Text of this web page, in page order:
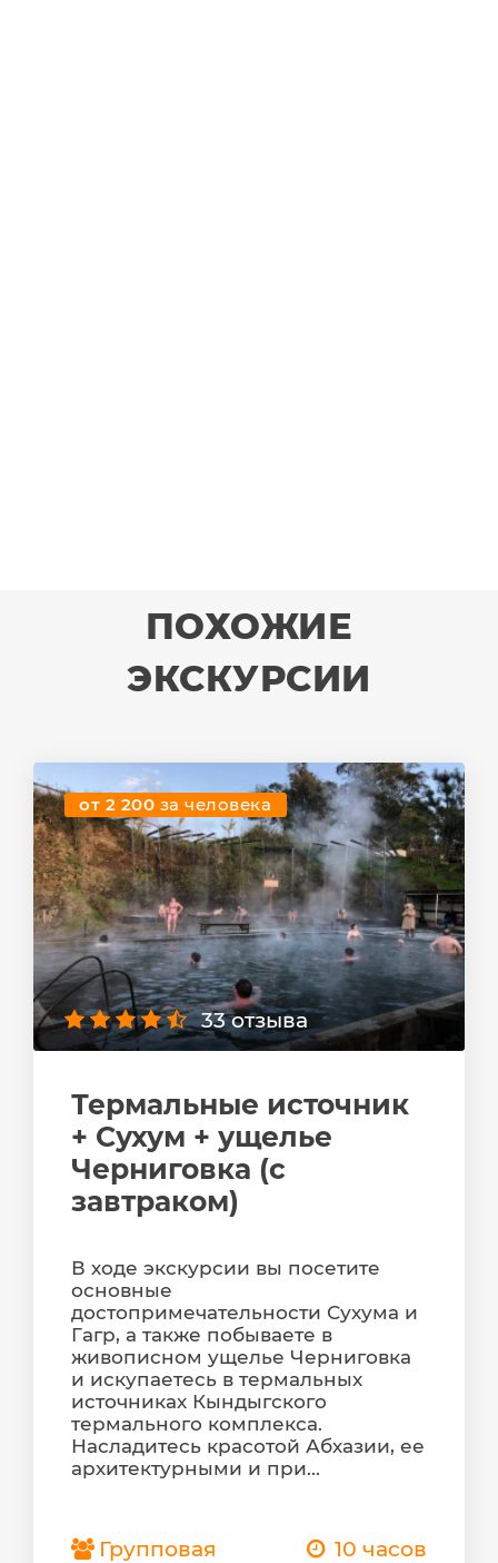
ПОХОЖИЕ
ЭКСКУРСИИ
от 2 200 за человека
33 отзыва
Термальные источник
+ Сухум + ущелье
Черниговка (с
завтраком)
В ходе экскурсии вы посетите
основные
достопримечательности Сухума и
Гагр, а также побываете в
живописном ущелье Черниговка
и искупаетесь в термальных
источниках Кындыгского
термального комплекса.
Насладитесь красотой Абхазии, ее
архитектурными и при...
Групповая 10 часов